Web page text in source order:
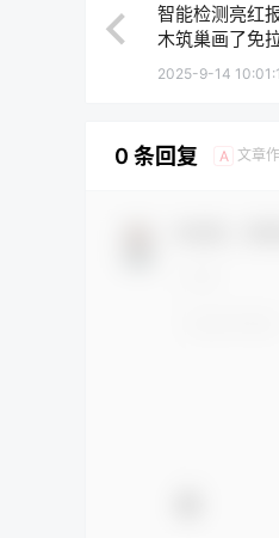
智能检测亮红
木筑巢画了免
目测是正常的
2025-9-14
0 条回复 A 文章